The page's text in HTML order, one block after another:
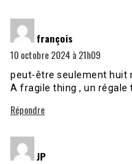
françois
10 octobre 2024 à 21h09
peut-être seulement huit
A fragile thing , un régale
Répondre
JP